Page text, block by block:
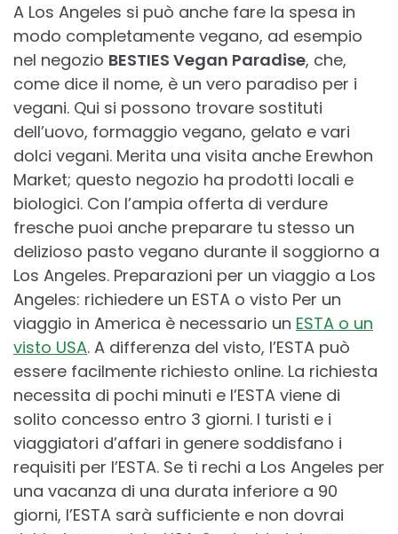
A Los Angeles si può anche fare la spesa in
modo completamente vegano, ad esempio
nel negozio BESTIES Vegan Paradise, che,
come dice il nome, è un vero paradiso per i
vegani. Qui si possono trovare sostituti
dell’uovo, formaggio vegano, gelato e vari
dolci vegani. Merita una visita anche Erewhon
Market; questo negozio ha prodotti locali e
biologici. Con l’ampia offerta di verdure
fresche puoi anche preparare tu stesso un
delizioso pasto vegano durante il soggiorno a
Los Angeles. Preparazioni per un viaggio a Los
Angeles: richiedere un ESTA o visto Per un
viaggio in America è necessario un ESTA o un
visto USA. A differenza del visto, l’ESTA può
essere facilmente richiesto online. La richiesta
necessita di pochi minuti e l’ESTA viene di
solito concesso entro 3 giorni. I turisti e i
viaggiatori d’affari in genere soddisfano i
requisiti per l’ESTA. Se ti rechi a Los Angeles per
una vacanza di una durata inferiore a 90
giorni, l’ESTA sarà sufficiente e non dovrai